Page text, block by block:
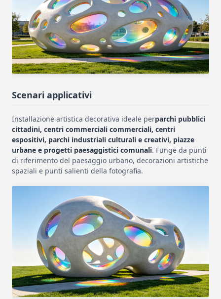
Scenari applicativi
Installazione artistica decorativa ideale perparchi pubblici
cittadini, centri commerciali commerciali, centri
espositivi, parchi industriali culturali e creativi, piazze
urbane e progetti paesaggistici comunali. Funge da punti
di riferimento del paesaggio urbano, decorazioni artistiche
spaziali e punti salienti della fotografia.